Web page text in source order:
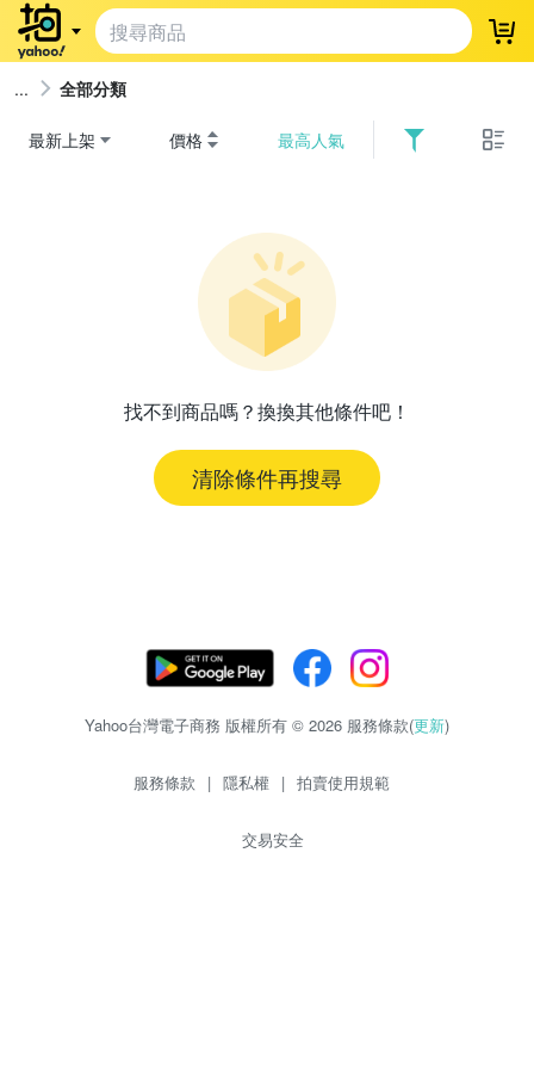
登
全部分類
最新上架 價格 最高人氣
找不到商品嗎？換換其他條件吧！
清除條件再搜尋
Yahoo台灣電子商務 版權所有 © 2026 服務條款(更新)
服務條款 | 隱私權 | 拍賣使用規範
交易安全